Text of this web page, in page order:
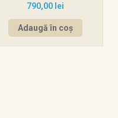
790,00 lei
Adaugă în coș